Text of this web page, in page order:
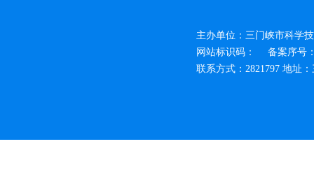
主办单位：三门峡市科学
网站标识码： 备案序号
联系方式：2821797 地址